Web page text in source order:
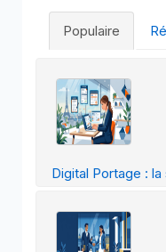
Populaire
Digital Portage :